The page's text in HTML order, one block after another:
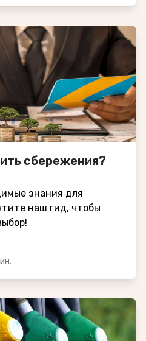
сбережения?
знания для
наш гид, чтобы